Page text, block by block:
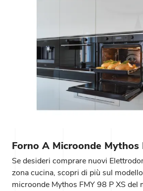
Forno A Microonde Mythos
Se desideri comprare nuovi
zona cucina, scopri di più sul
microonde Mythos FMY 98 P XS del